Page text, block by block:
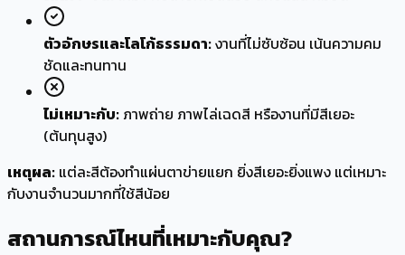
ตัวอักษรและโลโก้ธรรมดา:งานที่ไม่ซับซ้อน เน้นความคม
ชัดและทนทาน
ไม่เหมาะกับ: ภาพถ่าย ภาพไล่เฉดสี หรืองานที่มีสีเยอะ
(ต้นทุนสูง)
เหตุผล: แต่ละสีต้องทำแผ่นตาข่ายแยก ยิ่งสีเยอะยิ่งแพง แต่เหมาะ
กับงานจำนวนมากที่ใช้สีน้อย
สถานการณ์ไหนที่เหมาะกับคุณ?